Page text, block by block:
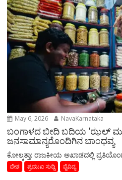
May 6, 2026 NavaKarnataka
ಬಂಗಾಳದ ಬೀದಿ ಬದಿಯ ‘ಝಲ್
ಜನಸಾಮಾನ್ಯರೊಂದಿಗಿನ ಬಾಂಧವ್ಯ
​ಕೋಲ್ಕತ್ತಾ: ರಾಜಕೀಯ ಅಖಾಡದಲ್ಲಿ
ದೇಶ ಪ್ರಮುಖ ಸುದ್ದಿ ವೈವಿದ್ಯ